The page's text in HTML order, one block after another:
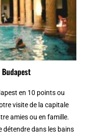
en 10 points ou
visite de la capitale
amies ou en famille.
détendre dans les bains